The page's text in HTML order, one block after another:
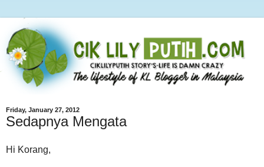
Friday, January 27, 2012
Sedapnya Mengata
Hi Korang,